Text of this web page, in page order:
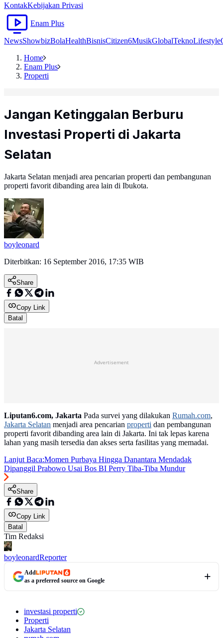
KontakKebijakan Privasi
Enam Plus
NewsShowbizBolaHealthBisnisCitizen6MusikGlobalTeknoLifestyle
Home
Enam Plus
Properti
Jangan Ketinggalan Berburu
Investasi Properti di Jakarta
Selatan
Jakarta Selatan menjadi area pencarian properti dan pembangunan
properti favorit dibanding area lain di Ibukota.
boyleonard
Diterbitkan: 16 September 2016, 17:35 WIB
Share
Copy Link
Batal
Advertisement
Liputan6.com, Jakarta Pada survei yang dilakukan Rumah.com,
Jakarta Selatan menjadi area pencarian properti dan pembangunan
properti favorit dibanding area lain di Jakarta. Ini tak lepas karena
lahan yang masih tersedia dan akses serta fasilitas yang memadai.
Lanjut Baca:Momen Purbaya Hingga Danantara Mendadak
Dipanggil Prabowo Usai Bos BI Perry Tiba-Tiba Mundur
Share
Copy Link
Batal
Tim Redaksi
boyleonardReporter
Add
as a preferred source on Google
investasi properti
Properti
Jakarta Selatan